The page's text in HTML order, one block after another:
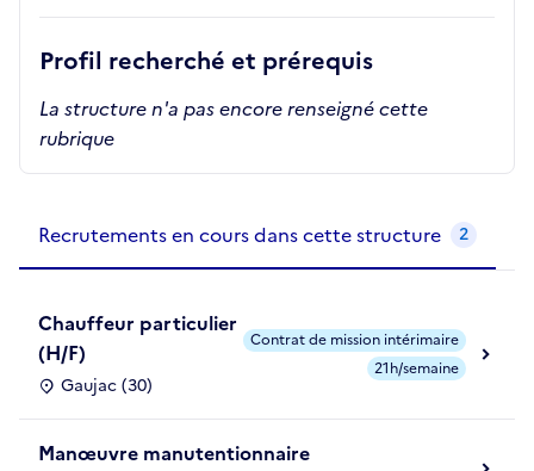
Profil recherché et prérequis
La structure n'a pas encore renseigné cette
rubrique
Recrutements en cours dans cette structure 2
Chauffeur particulier
(H/F)
Gaujac (30)
Contrat de mission intérimaire
21h/semaine
Manœuvre manutentionnaire